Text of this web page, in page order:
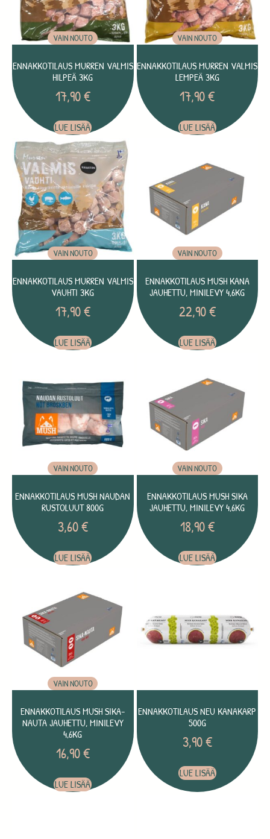
VAIN NOUTO
ENNAKKOTILAUS MURREN VALMIS
HILPEÄ 3KG
17,90€
LUE LISÄÄ
VAIN NOUTO
ENNAKKOTILAUS MURREN VALMIS
LEMPEÄ 3KG
17,90€
LUE LISÄÄ
VAIN NOUTO
ENNAKKOTILAUS MURREN VALMIS
VAUHTI 3KG
17,90€
LUE LISÄÄ
VAIN NOUTO
ENNAKKOTILAUS MUSH KANA
JAUHETTU, MINILEVY 4,6KG
22,90€
LUE LISÄÄ
VAIN NOUTO
ENNAKKOTILAUS MUSH NAUDAN
RUSTOLUUT 800G
3,60€
LUE LISÄÄ
VAIN NOUTO
ENNAKKOTILAUS MUSH SIKA
JAUHETTU, MINILEVY 4,6KG
18,90€
LUE LISÄÄ
VAIN NOUTO
ENNAKKOTILAUS MUSH SIKA-
NAUTA JAUHETTU, MINILEVY
4,6KG
16,90€
LUE LISÄÄ
ENNAKKOTILAUS NEU KANAKARP
500G
3,90€
LUE LISÄÄ